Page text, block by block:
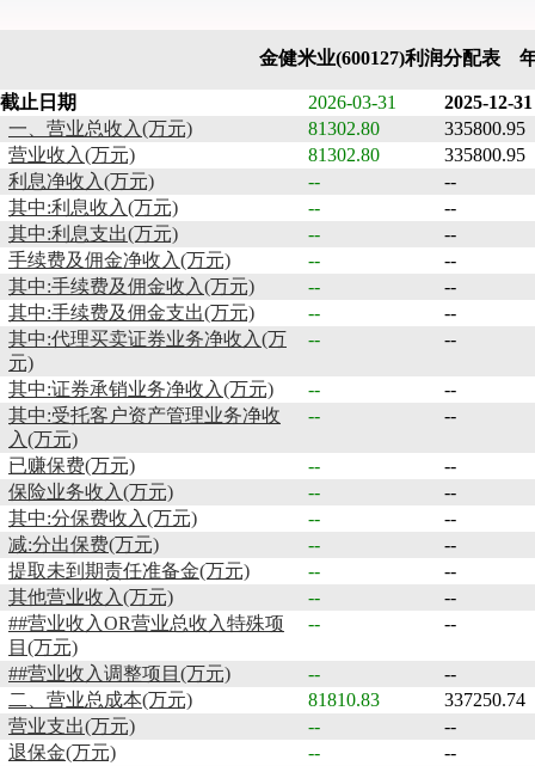
金健米业(600127)利润分配表
截止日期 2026-03-31
2025-12-31
一、营业总收入(万元)
81302.80
335800.95
营业收入(万元)
81302.80
335800.95
利息净收入(万元)
--
--
其中:利息收入(万元)
--
--
其中:利息支出(万元)
--
--
手续费及佣金净收入(万元)
--
--
其中:手续费及佣金收入(万元)
--
--
其中:手续费及佣金支出(万元)
--
--
其中:代理买卖证券业务净收入(万
元)
-- --
其中:证券承销业务净收入(万元) --
--
其中:受托客户资产管理业务净收
入(万元)
-- --
已赚保费(万元) --
--
保险业务收入(万元)
--
--
其中:分保费收入(万元)
--
--
减:分出保费(万元)
--
--
提取未到期责任准备金(万元)
--
--
其他营业收入(万元)
--
--
##营业收入OR营业总收入特殊项
目(万元)
-- --
##营业收入调整项目(万元) --
--
二、营业总成本(万元)
81810.83
337250.74
营业支出(万元)
--
--
退保金(万元)
--
--